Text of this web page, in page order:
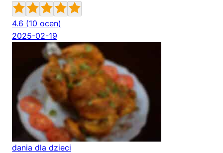
4.6 (10 ocen)
2025-02-19
dania dla dzieci